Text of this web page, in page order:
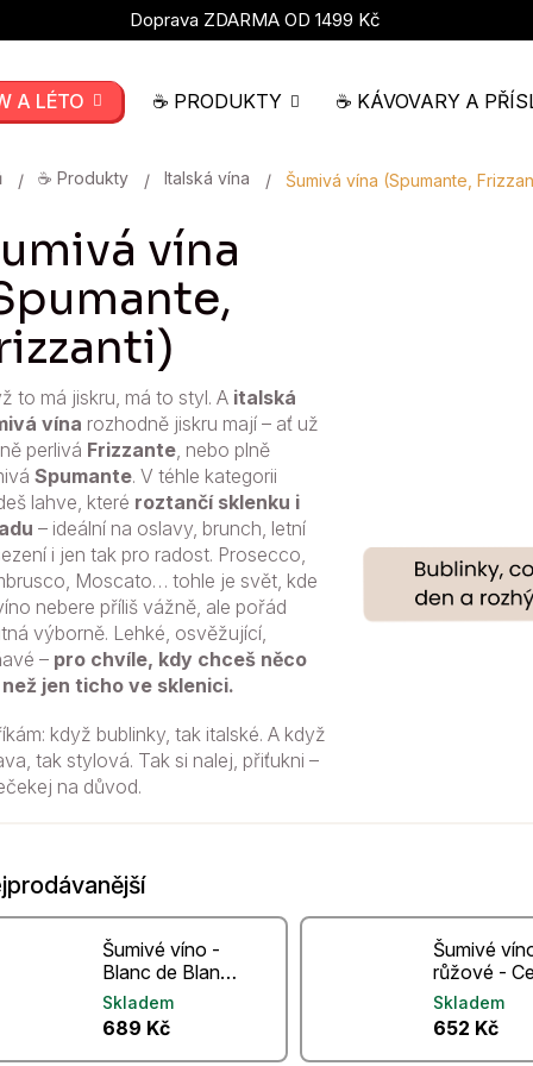
Doprava ZDARMA OD 1499 Kč
A LÉTO ☕ PRODUKTY ☕ KÁVOVARY A
☕ Produkty Italská vína Šumivá vína (Spumante,
vína
to má jiskru, má to styl. A italská
vína rozhodně jiskru mají – ať už
perlivá Frizzante, nebo plně
Spumante. V téhle kategorii
lahve, které roztančí sklenku i
– ideální na oslavy, brunch, letní
i jen tak pro radost. Prosecco,
Moscato… tohle je svět, kde
nebere příliš vážně, ale pořád
výborně. Lehké, osvěžující,
– pro chvíle, kdy chceš něco
jen ticho ve sklenici.
když bublinky, tak italské. A když
tak stylová. Tak si nalej, přiťukni –
na důvod.
Šumivé víno -
Blanc de Blancs
36 - Albana
Vino Spumante
36 Mesi Sur Lie
Skladem
689 Kč
Šumivé
růžové -
Battiti 24 -
Spumante
Rosé
Skladem
652 Kč